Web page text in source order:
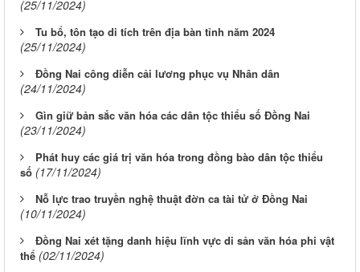
(25/11/2024)
Tu bổ, tôn tạo di tích trên địa bàn tỉnh năm 2024
(25/11/2024)
Đồng Nai công diễn cải lương phục vụ Nhân dân
(24/11/2024)
Gìn giữ bản sắc văn hóa các dân tộc thiểu số Đồng Nai
(23/11/2024)
Phát huy các giá trị văn hóa trong đồng bào dân tộc thiểu
số (17/11/2024)
Nỗ lực trao truyền nghệ thuật đờn ca tài tử ở Đồng Nai
(10/11/2024)
Đồng Nai xét tặng danh hiệu lĩnh vực di sản văn hóa phi vật
thể (02/11/2024)